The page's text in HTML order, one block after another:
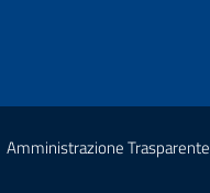
Amministrazione Trasparente